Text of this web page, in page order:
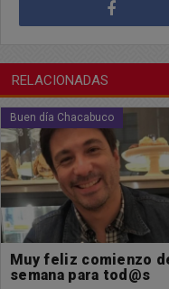
RELACIONADAS
Buen día Chacabuco
Feliz domingo para
tod@s